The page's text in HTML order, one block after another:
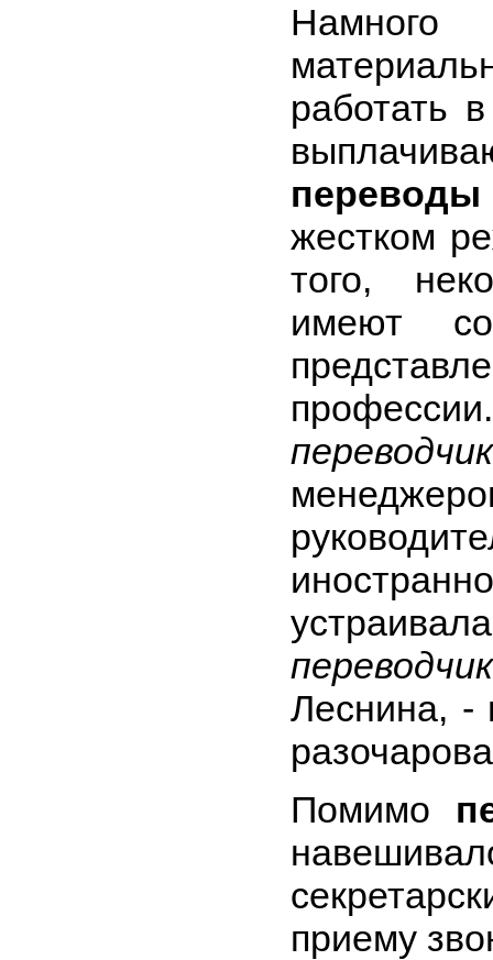
работать
переводы
жестком
того,
имеют
Леснина,
Помимо
приему